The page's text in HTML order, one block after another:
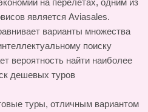
на перелетах, одним из
является Aviasales.
варианты множества
поиску
вероятность найти наиболее
дешевых туров
туры, отличным вариантом